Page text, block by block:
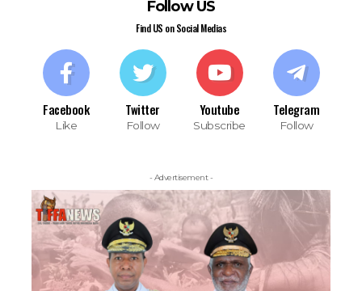
Follow US
Find US on Social Medias
Facebook
Like
Twitter
Follow
Youtube
Subscribe
Telegram
Follow
- Advertisement -